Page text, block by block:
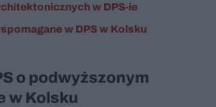
w DPS-ie
w DPS w Kolsku
o podwyższonym
w Kolsku